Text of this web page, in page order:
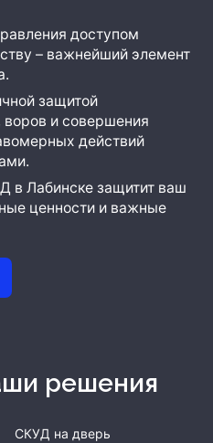
доступом
– важнейший элемент
защитой
и совершения
действий
в Лабинске защитит ваш
ценности и важные
решения
СКУД на дверь